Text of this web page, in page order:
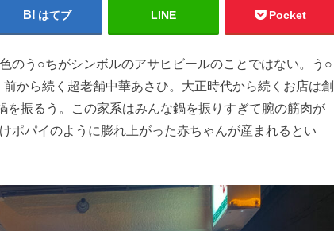
はてブ LINE Pocket
のう○ちがシンボルのアサヒビールのことではない。う○
から続く超老舗中華あさひ。大正時代から続くお店は創
振るう。この家系はみんな鍋を振りすぎて腕の筋肉が
ポパイのように膨れ上がった赤ちゃんが産まれるとい